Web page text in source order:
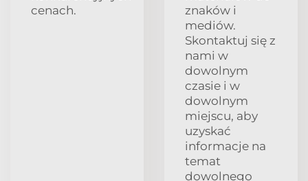
cenach.
znaków i
mediów.
Skontaktuj się z
nami w
dowolnym
czasie i w
dowolnym
miejscu, aby
uzyskać
informacje na
temat
dowolnego